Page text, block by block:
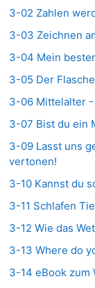
3-02 Zahlen
3-03 Zeichnen
3-04 Mein
3-05 Der
3-06 Mittelalter -
3-07 Bist du ein
3-09 Lasst uns
vertonen!
3-10 Kannst du
3-11 Schlafen
3-12 Wie das
3-13 Where do
3-14 eBook zum